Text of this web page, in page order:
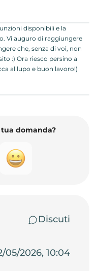
disponibili e la
Vi auguro di raggiungere
che, senza di voi, non
:) Ora riesco persino a
al lupo e buon lavoro!)
domanda?
Discuti
05/2026, 10:04